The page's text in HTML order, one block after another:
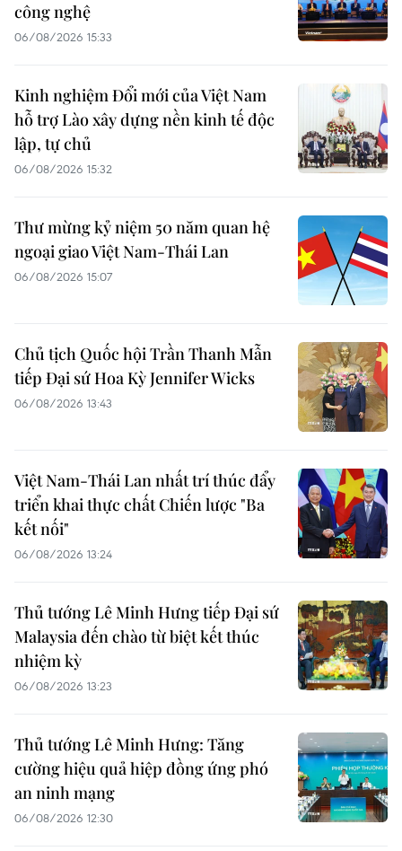
công nghệ
06/08/2026 15:33
Kinh nghiệm Đổi mới của Việt Nam
hỗ trợ Lào xây dựng nền kinh tế độc
lập, tự chủ
06/08/2026 15:32
Thư mừng kỷ niệm 50 năm quan hệ
ngoại giao Việt Nam-Thái Lan
06/08/2026 15:07
Chủ tịch Quốc hội Trần Thanh Mẫn
tiếp Đại sứ Hoa Kỳ Jennifer Wicks
06/08/2026 13:43
Việt Nam-Thái Lan nhất trí thúc đẩy
triển khai thực chất Chiến lược "Ba
kết nối"
06/08/2026 13:24
Thủ tướng Lê Minh Hưng tiếp Đại sứ
Malaysia đến chào từ biệt kết thúc
nhiệm kỳ
06/08/2026 13:23
Thủ tướng Lê Minh Hưng: Tăng
cường hiệu quả hiệp đồng ứng phó
an ninh mạng
06/08/2026 12:30